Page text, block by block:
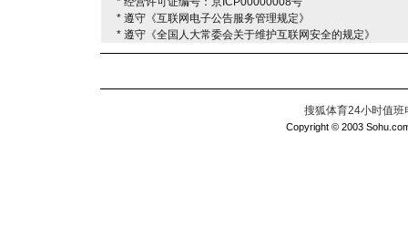
* 遵守《互联网电子公告服务管理规定》
* 遵守《全国人大常委会关于维护互联网安全的规定》
搜狐体育24小时值
Copyright © 2003